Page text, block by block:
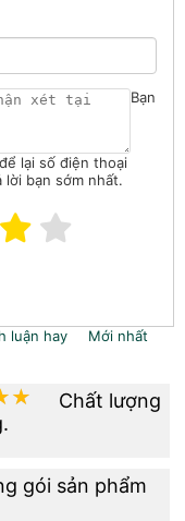
Bạn
lại số điện thoại
lời bạn sớm nhất.
luận hay Mới nhất
Chất lượng
gói sản phẩm